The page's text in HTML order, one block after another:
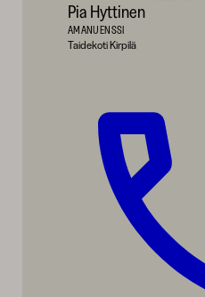
Pia Hyttinen
AMANUENSSI
Taidekoti Kirpilä